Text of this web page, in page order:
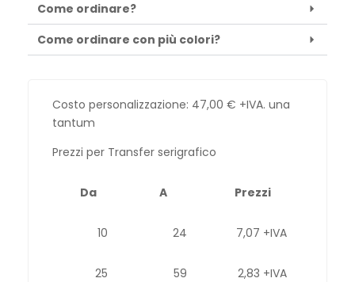
Come ordinare?
Come ordinare con più colori?
Costo personalizzazione: 47,00 € +IVA. una
tantum
Prezzi per Transfer serigrafico
Da A Prezzi
10 24 7,07 +IVA
25 59 2,83 +IVA